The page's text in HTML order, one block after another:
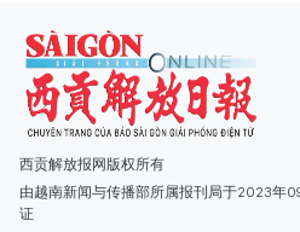
副总编辑: 阮玉英、范文长、裴氏红霜、张
阮克强、陈嘉宝
主编: 阮玉英
社址: 胡志明市棋盘坊阮氏明开街432-434号
总台: (028) 39294091 - 转 060
热线: 096.558.1888
编辑部: (028) 39294092 - 转 060
电子信箱